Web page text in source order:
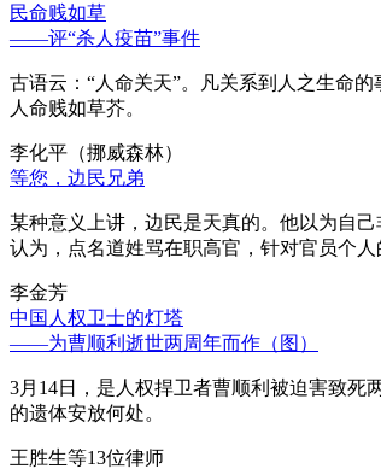
民命贱如草
——评“杀人疫苗”事件
古语云：“人命关天”。凡关系到人之生命
人命贱如草芥。
李化平（挪威森林）
等您，边民兄弟
某种意义上讲，边民是天真的。他以为自
认为，点名道姓骂在职高官，针对官员个人
李金芳
中国人权卫士的灯塔
——为曹顺利逝世两周年而作（图）
3月14日，是人权捍卫者曹顺利被迫害致死
的遗体安放何处。
王胜生等13位律师